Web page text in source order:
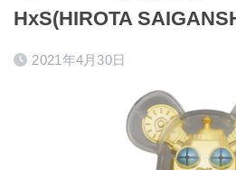
HxS(HIROTA
2021年4月30日